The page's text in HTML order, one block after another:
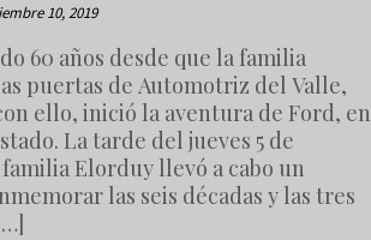
10, 2019
60 años desde que la familia
puertas de Automotriz del Valle,
ello, inició la aventura de Ford, en
La tarde del jueves 5 de
Elorduy llevó a cabo un
las seis décadas y las tres